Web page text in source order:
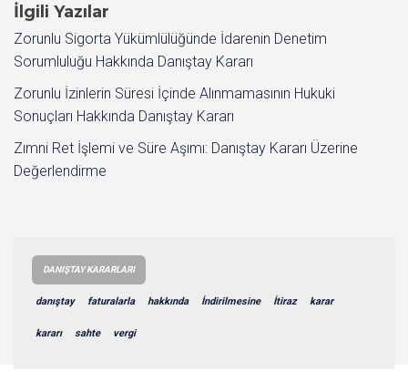
İlgili Yazılar
Zorunlu Sigorta Yükümlülüğünde İdarenin Denetim
Sorumluluğu Hakkında Danıştay Kararı
Zorunlu İzinlerin Süresi İçinde Alınmamasının Hukuki
Sonuçları Hakkında Danıştay Kararı
Zımni Ret İşlemi ve Süre Aşımı: Danıştay Kararı Üzerine
Değerlendirme
DANIŞTAY KARARLARI
danıştay faturalarla hakkında İndirilmesine İtiraz karar
kararı sahte vergi